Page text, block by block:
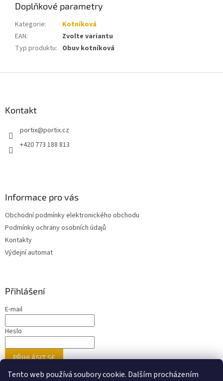
Tento web používá soubory cookie. Dalším procházením
Doplňkové parametry
Kategorie:
Kotníková
EAN:
Zvolte variantu
Typ produktu: Obuv kotníková
Kontakt
portix@portix.cz
+420 773 188 813
Informace pro vás
Obchodní podmínky elektronického obchodu
Podmínky ochrany osobních údajů
Kontakty
Výdejní automat
Přihlášení
E-mail
Heslo
PŘIHLÁSIT SE
Nová registraceZapomenuté heslo